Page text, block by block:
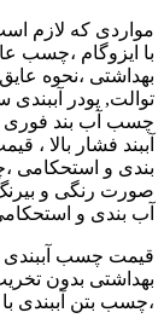
مواردی که لازم
با ایزوگام ،چسب
بهداشتی ،نحوه
توالت, پودر
چسب آب بند فوری
بندی و استحکامی
صورت رنگی و
آب بندی و
قیمت چسب
،چسب بتن آببندی با